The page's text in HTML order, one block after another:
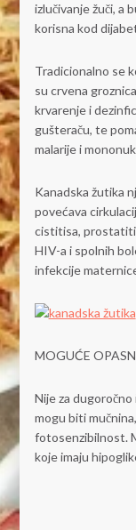
izlučivanje žuči, a
korisna kod
Tradicionalno se
su crvena
krvarenje i
gušteraču, te
malarije i
Kanadska žutika
povećava
cistitisa,
HIV-a i spolnih
infekcije
MOGUĆE
Nije za
mogu biti
fotosenzibilnost.
koje imaju